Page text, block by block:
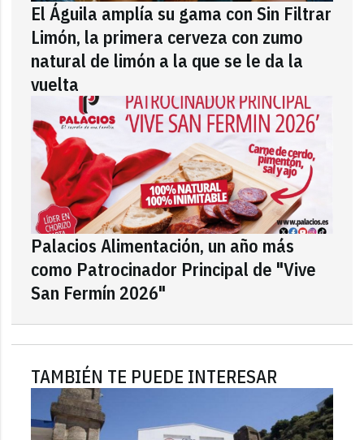
El Águila amplía su gama con Sin Filtrar
Limón, la primera cerveza con zumo
natural de limón a la que se le da la
vuelta
Palacios Alimentación, un año más
como Patrocinador Principal de "Vive
San Fermín 2026"
TAMBIÉN TE PUEDE INTERESAR